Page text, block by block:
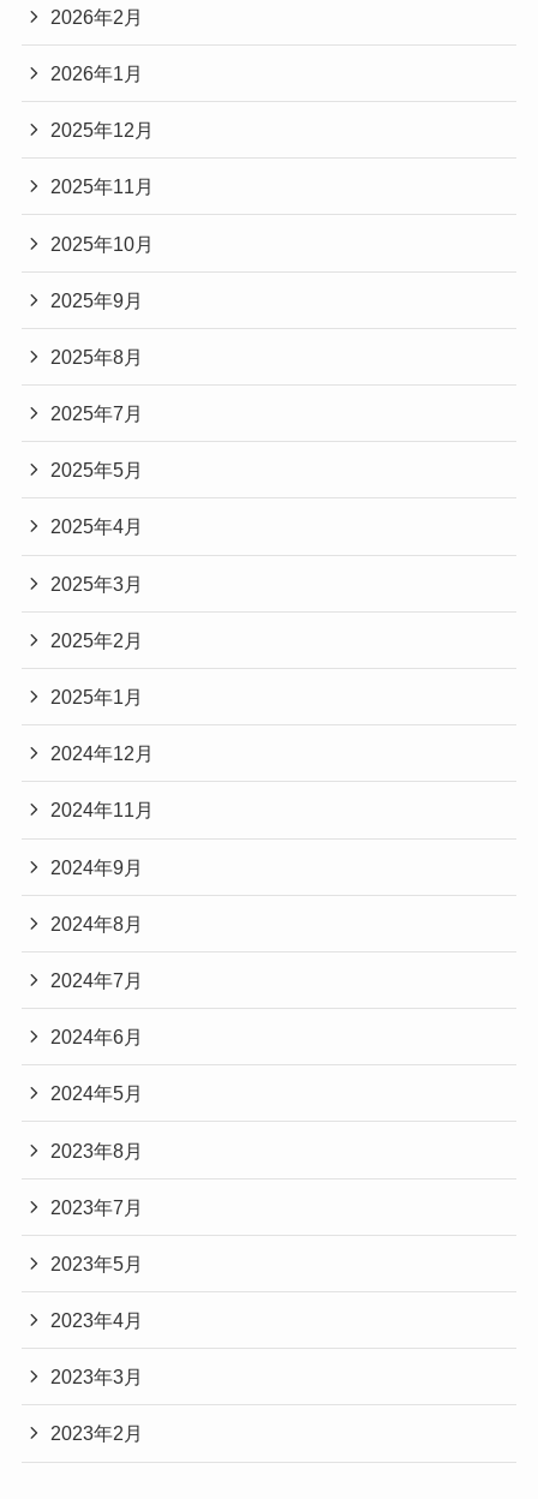
2026年2月
2026年1月
2025年12月
2025年11月
2025年10月
2025年9月
2025年8月
2025年7月
2025年5月
2025年4月
2025年3月
2025年2月
2025年1月
2024年12月
2024年11月
2024年9月
2024年8月
2024年7月
2024年6月
2024年5月
2023年8月
2023年7月
2023年5月
2023年4月
2023年3月
2023年2月